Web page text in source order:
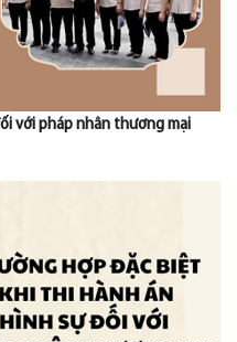
với pháp nhân thương mại